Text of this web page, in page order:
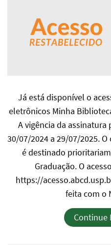
Já está disponível o
eletrônicos Minha
A vigência da
30/07/2024 a 29/07/2025.
é destinado
Graduação. O
https://
feita com o
Continue